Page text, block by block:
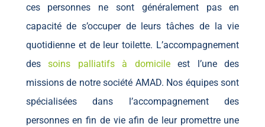
ces personnes ne sont généralement pas en
capacité de s’occuper de leurs tâches de la vie
quotidienne et de leur toilette. L’accompagnement
dessoins palliatifs à domicileest l’une des
missions de notre société AMAD. Nos équipes sont
spécialisées dans l’accompagnement des
personnes en fin de vie afin de leur promettre une